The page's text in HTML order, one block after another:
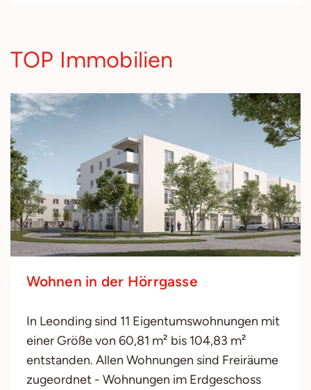
TOP Immobilien
Wohnen in der Hörrgasse
In Leonding sind 11 Eigentumswohnungen mit
einer Größe von 60,81 m² bis 104,83 m²
entstanden. Allen Wohnungen sind Freiräume
zugeordnet - Wohnungen im Erdgeschoss